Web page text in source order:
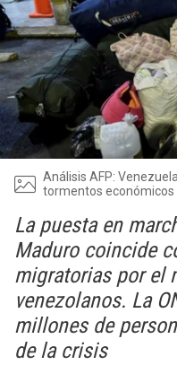
Análisis AFP:
tormentos económicos
La puesta en
Maduro coincide
migratorias por el
venezolanos. La
millones de
de la crisis